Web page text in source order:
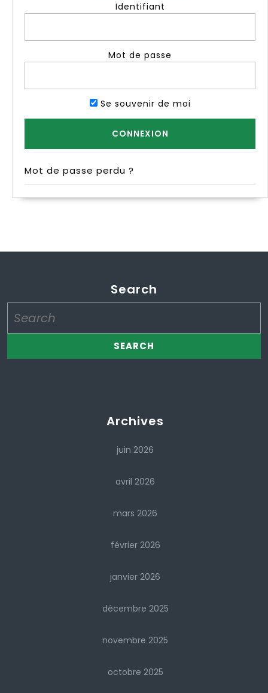
Identifiant
Mot de passe
Se souvenir de moi
Mot de passe perdu ?
Search
for:
Archives
juin 2026
avril 2026
mars 2026
février 2026
janvier 2026
décembre 2025
novembre 2025
octobre 2025